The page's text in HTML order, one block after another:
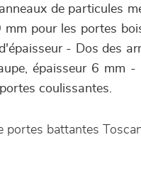
de particules
mm pour les portes
- Dos des
épaisseur 6 mm
coulissantes.
portes battantes